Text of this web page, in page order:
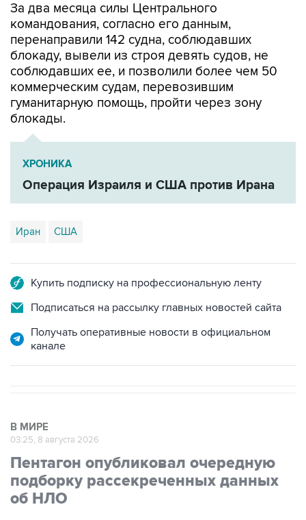
За два месяца силы Центрального
командования, согласно его данным,
перенаправили 142 судна, соблюдавших
блокаду, вывели из строя девять судов, не
соблюдавших ее, и позволили более чем 50
коммерческим судам, перевозившим
гуманитарную помощь, пройти через зону
блокады.
ХРОНИКА
Операция Израиля и США против Ирана
Иран США
Купить подписку на профессиональную ленту
Подписаться на рассылку главных новостей сайта
Получать оперативные новости в официальном
канале
В МИРЕ
03:25, 8 августа 2026
Пентагон опубликовал очередную
подборку рассекреченных данных
об НЛО